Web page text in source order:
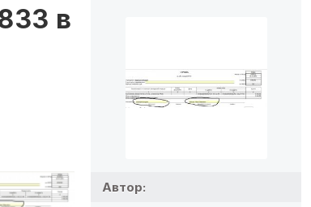
в
Автор: